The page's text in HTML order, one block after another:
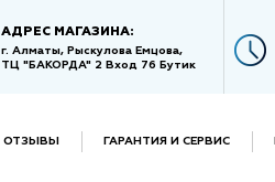
АДРЕС МАГАЗИНА:
г. Алматы, Рыскулова Емцова,
ТЦ "БАКОРДА" 2 Вход 76 Бутик
ОТЗЫВЫ ГАРАНТИЯ И СЕРВИС